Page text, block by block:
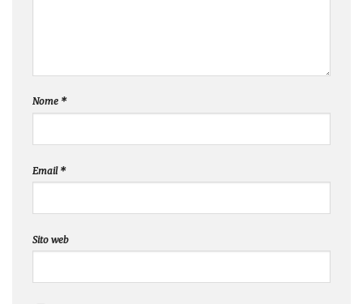
Nome *
Email *
Sito web